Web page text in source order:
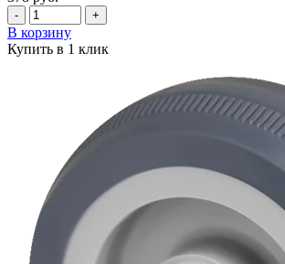
- +
В корзину
Купить в 1 клик